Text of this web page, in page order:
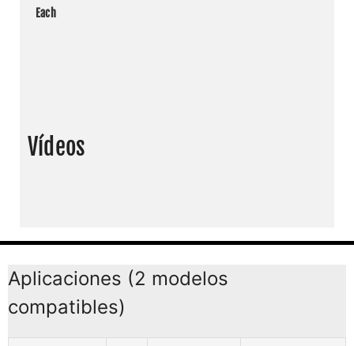
Each
Vídeos
Aplicaciones (2 modelos
compatibles)